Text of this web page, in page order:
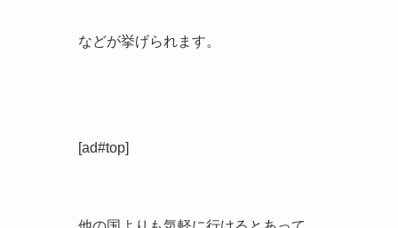
などが挙げられます。
[ad#top]